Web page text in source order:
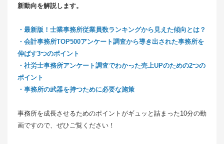
新動向を解説します。
・最新版！士業事務所従業員数ランキングから見えた傾向とは？
・会計事務所TOP500アンケート調査から導き出された事務所を
伸ばす3つのポイント
・社労士事務所アンケート調査でわかった売上UPのための2つの
ポイント
・事務所の武器を持つために必要な施策
事務所を成長させるためのポイントがギュッと詰まった10分の動
画ですので、ぜひご覧ください！